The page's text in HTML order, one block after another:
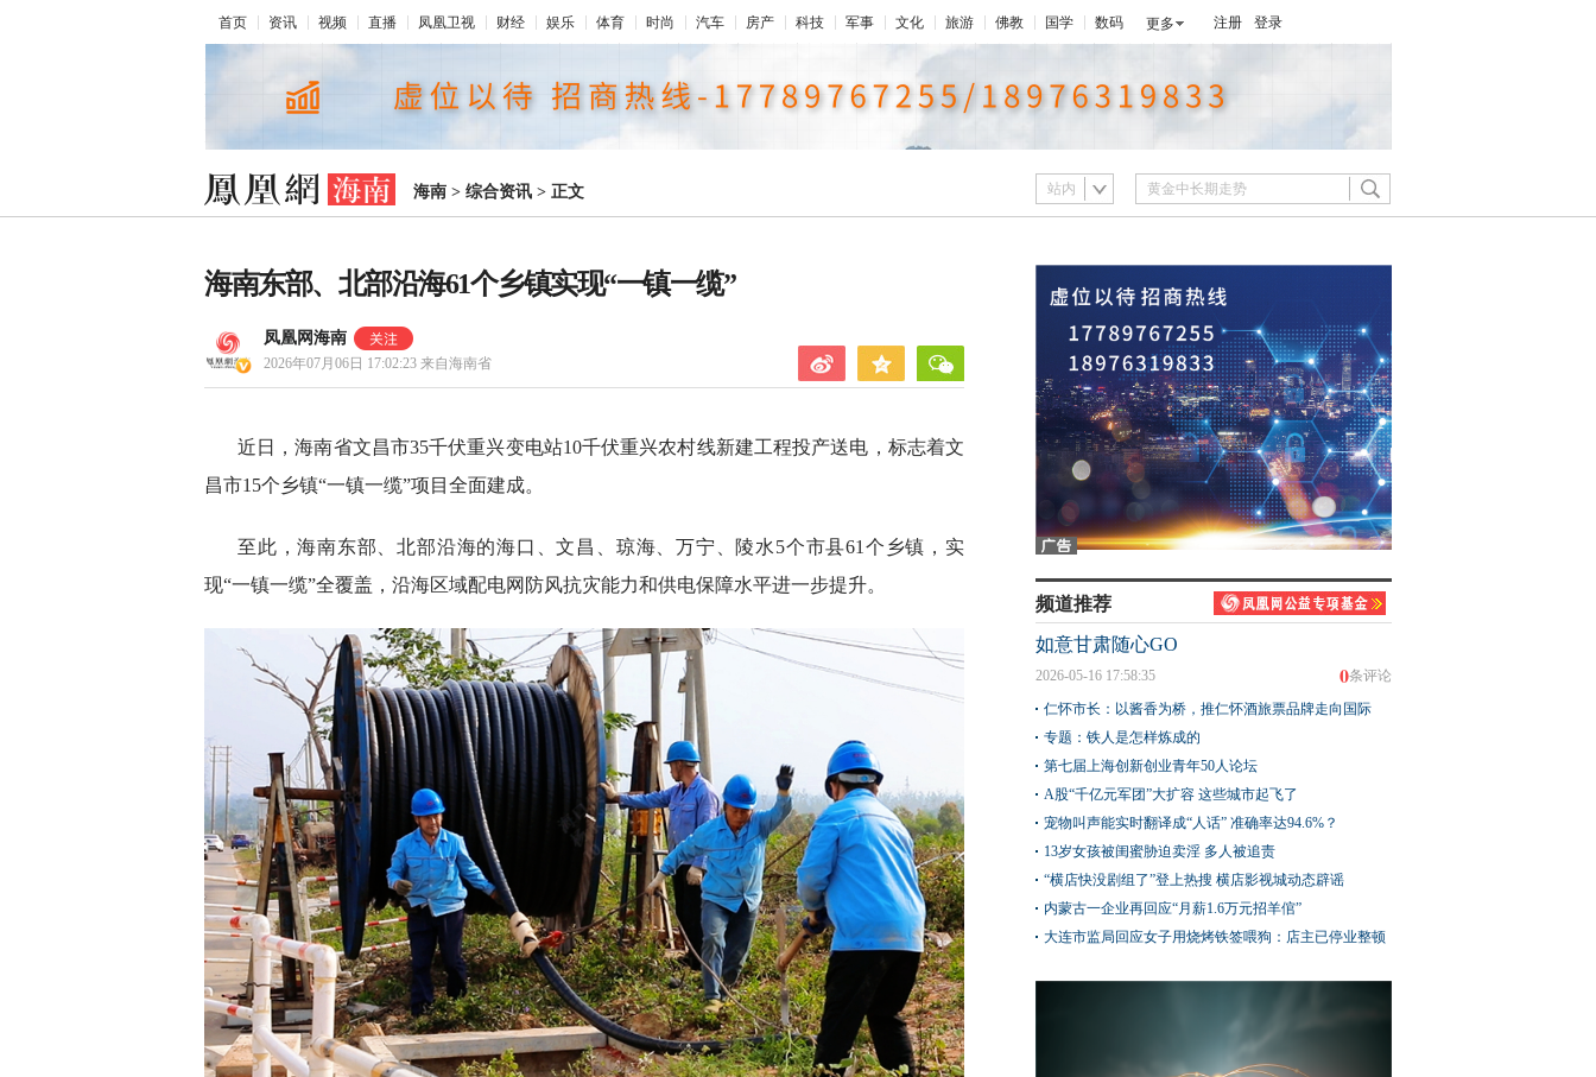
首页 资讯 视频 直播 凤凰卫视 财经 娱乐 体育 时尚 汽车 房产 科技 军事 文化 旅游 佛教 国学 数码 更多 注册 登录
海南 > 综合资讯 > 正文 站内
海南东部、北部沿海61个乡镇实现“一镇一缆”
凤凰网海南
2026年07月06日 17:02:23 来自海南省
近日，海南省文昌市35千伏重兴变电站10千伏重兴农村线新建工程投产送电，标志着文
昌市15个乡镇“一镇一缆”项目全面建成。
至此，海南东部、北部沿海的海口、文昌、琼海、万宁、陵水5个市县61个乡镇，实
现“一镇一缆”全覆盖，沿海区域配电网防风抗灾能力和供电保障水平进一步提升。
频道推荐
如意甘肃随心GO
0条评论
2026-05-16 17:58:35
仁怀市长：以酱香为桥，推仁怀酒旅票品牌走向国际
专题：铁人是怎样炼成的
第七届上海创新创业青年50人论坛
A股“千亿元军团”大扩容 这些城市起飞了
宠物叫声能实时翻译成“人话” 准确率达94.6%？
13岁女孩被闺蜜胁迫卖淫 多人被追责
“横店快没剧组了”登上热搜 横店影视城动态辟谣
内蒙古一企业再回应“月薪1.6万元招羊倌”
大连市监局回应女子用烧烤铁签喂狗：店主已停业整顿